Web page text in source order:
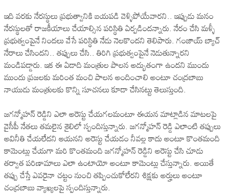
ఇది వరకు నేరస్థులు ప్రభుత్వానికి బయపడి వెళ్ళిపోయేవారని.. ఇప్పుడు మనం
నేరస్థులతో రాజకీయాలు చేయాల్సిన పరిస్థితి ఏర్పడిందన్నారు. నేరం చేసి మళ్ళీ
ప్రభుత్వంపైనే నిందలు వేసే పరిస్థితి నేడు నెలకొందని తెలిపారు. గంజాయ్ బ్యాచ్
నేరాలు చేసిందని.. తప్పులు చేసి.. తిరిగి ప్రభుత్వంపైనే నెడుతున్నారని
మండిపడ్డారు. ఇక ఈ ఏడాది మంత్రుల పాలన అద్భుతంగా ఉందని ముందు
ముందు ప్రజలకు మరింత మంచి పాలన అందించాలి అంటూ చంద్రబాబు
నాయుడు మంత్రులకు కొన్ని సూచనలు కూడా చేసినట్టు తెలుస్తుంది.
జగన్మోహన్ రెడ్డిని ఎలా అరెస్టు చేయగలమంటూ ఈయన మాట్లాడిన మాటలపై
వైసీపీ నేతలు తమలైన శైలిలో స్పందిస్తున్నారు. జగన్మోహన్ రెడ్డి ఎలాంటి తప్పులు
అవినీతి చేయలేదని ఆయనని అరెస్టు చేయడం నీవల్ల కాదు అంటూ కొంతమంది
కామెంట్లు చేయగా మరి కొంతమంది జగన్మోహన్ రెడ్డిని అరెస్టు చేసి చూడు
తర్వాత పరిణామాలు ఎలా ఉంటాయో అంటూ కామెంట్లు చేస్తున్నారు. అయితే
తప్పు చేస్తే ఎవరైనా చట్టం నుంచి తప్పించుకోలేరని శిక్షకు అర్హులు అంటూ
చంద్రబాబు వ్యాఖ్యలపై స్పందిస్తున్నారు.